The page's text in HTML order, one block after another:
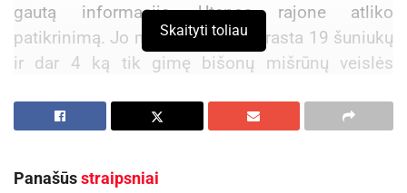
gautą informaciją, Utenos rajone atliko
patikrinimą. Jo metu pas moterį rasta 19 šuniukų
ir dar 4 ką tik gimę bišonų mišrūnų veislės
netinkamomis sąlygomis – uždaryti narvuose ir
Skaityti toliau
Panašūsstraipsniai